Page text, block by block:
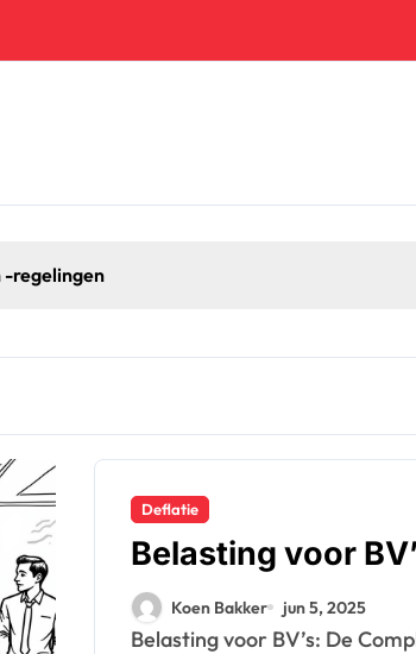
-regelingen
Deflatie
Belasting voor
Koen Bakker jun 5, 2025
Belasting voor BV’s: De Complete Gids voor